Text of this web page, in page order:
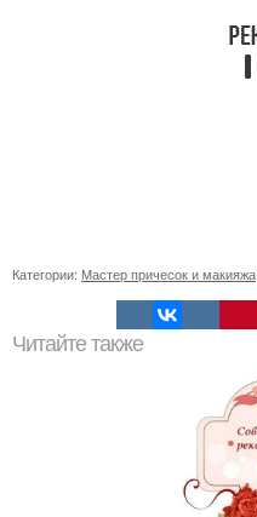
Категории: Мастер причесок и макияжа
Читайте также